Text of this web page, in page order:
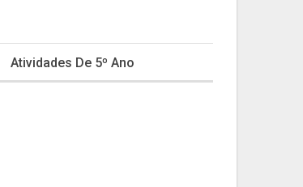
Atividades De 5º Ano